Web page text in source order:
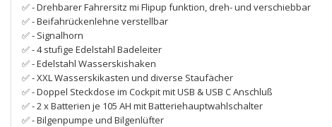
✅ - Drehbarer Fahrersitz mi Flipup funktion, dreh- und verschiebbar
✅ - Beifahrückenlehne verstellbar
✅ - Signalhorn
✅ - 4 stufige Edelstahl Badeleiter
✅ - Edelstahl Wasserskishaken
✅ - XXL Wasserskikasten und diverse Staufächer
✅ - Doppel Steckdose im Cockpit mit USB & USB C Anschluß
✅ - 2 x Batterien je 105 AH mit Batteriehauptwahlschalter
✅ - Bilgenpumpe und Bilgenlüfter